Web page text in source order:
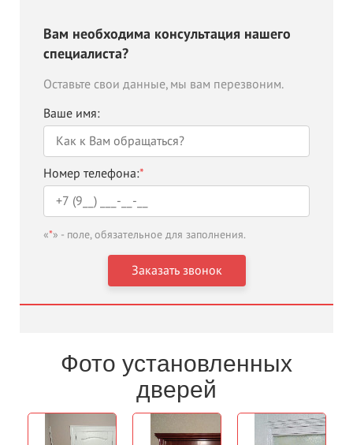
Вам необходима консультация нашего
специалиста?
Оставьте свои данные, мы вам перезвоним.
Ваше имя:
Номер телефона:*
«*» - поле, обязательное для заполнения.
Фото установленных
дверей